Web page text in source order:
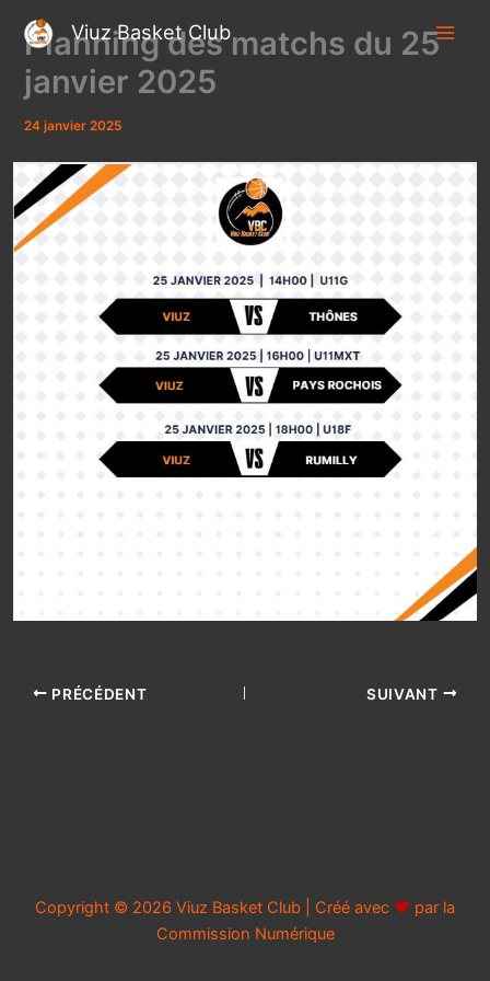
contenu
Viuz Basket Club
Planning des matchs du 25
janvier 2025
24 janvier 2025
PRÉCÉDENT SUIVANT
Copyright © 2026 Viuz Basket Club | Créé avec ♥ par la
Commission Numérique